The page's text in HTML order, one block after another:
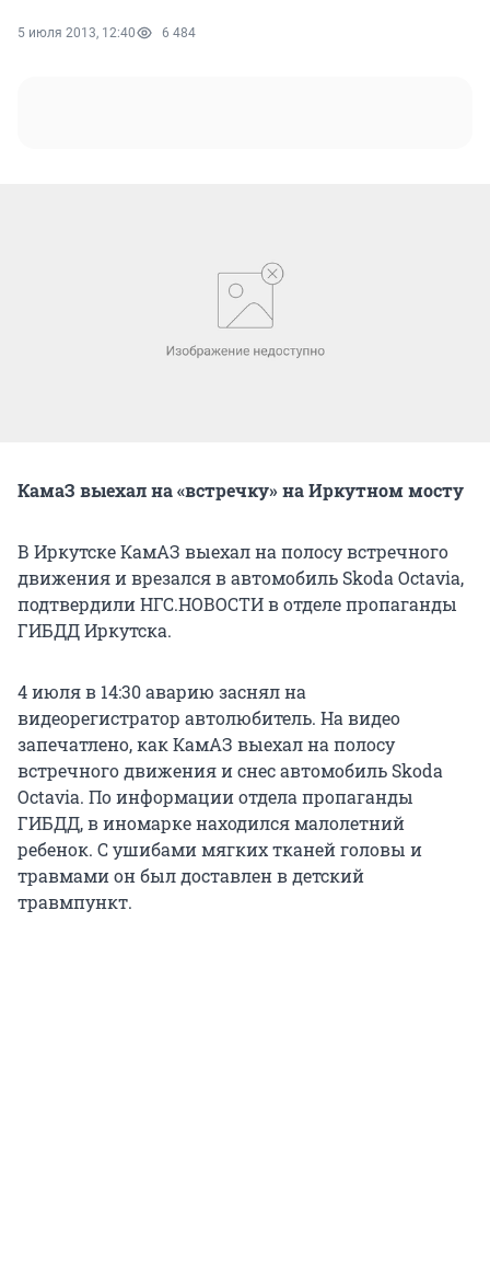
5 июля 2013, 12:40 6 484
КамаЗ выехал на «встречку» на Иркутном мосту
В Иркутске КамАЗ выехал на полосу встречного
движения и врезался в автомобиль Skoda Octavia,
подтвердили НГС.НОВОСТИ в отделе пропаганды
ГИБДД Иркутска.
4 июля в 14:30 аварию заснял на
видеорегистратор автолюбитель. На видео
запечатлено, как КамАЗ выехал на полосу
встречного движения и снес автомобиль Skoda
Octavia. По информации отдела пропаганды
ГИБДД, в иномарке находился малолетний
ребенок. С ушибами мягких тканей головы и
травмами он был доставлен в детский
травмпункт.